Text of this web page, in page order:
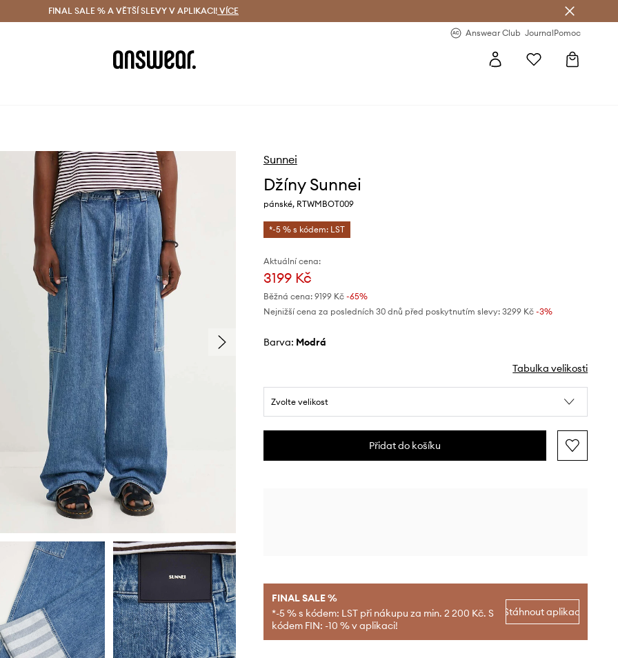
zdarma (od 1800 Kč) Doručení i do 24 h
FINAL SALE % A VĚTŠÍ SLEVY V APLIKACI! VÍCE
Answear Club JournalPomoc
Sunnei
Džíny Sunnei
pánské, RTWMBOT009
*-5 % s kódem: LST
Aktuální cena:
3199 Kč
Běžná cena: 9199 Kč-65%
Nejnižší cena za posledních 30 dnů před poskytnutím slevy: 3299 Kč -3%
Barva: modrá
Tabulka velikosti
Zvolte velikost
Přidat do košíku
FINAL SALE %
*-5 % s kódem: LST při nákupu za min. 2 200 Kč. S
kódem FIN: -10 % v aplikaci!
Stáhnout aplikaci